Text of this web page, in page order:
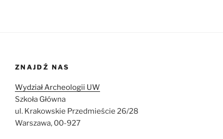
ZNAJDŹ NAS
Wydział Archeologii UW
Szkoła Główna
ul. Krakowskie Przedmieście 26/28
Warszawa, 00-927